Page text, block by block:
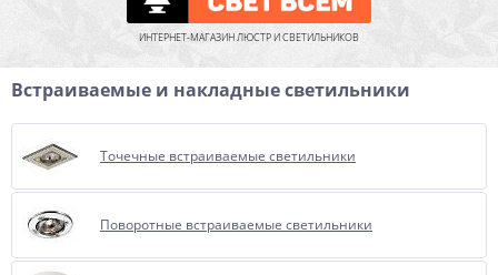
ИНТЕРНЕТ-МАГАЗИН ЛЮСТР И СВЕТИЛЬНИКОВ
Встраиваемые и накладные светильники
Точечные встраиваемые светильники
Поворотные встраиваемые светильники